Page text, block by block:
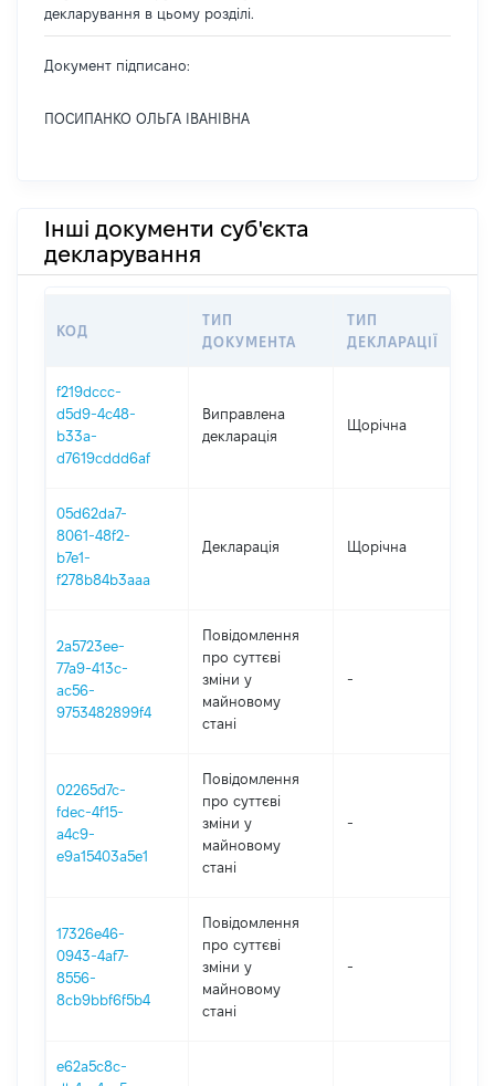
декларування в цьому розділі.
Документ підписано:
ПОСИПАНКО ОЛЬГА ІВАНІВНА
Інші документи суб'єкта
декларування
КОД
ТИП
ДОКУМЕНТА
ТИП
ДЕКЛАРАЦІЇ
f219dccc-
d5d9-4c48-
b33a-
d7619cddd6af
Виправлена
декларація
Щорічна
05d62da7-
8061-48f2-
b7e1-
f278b84b3aaa
Декларація Щорічна
2a5723ee-
77a9-413c-
ac56-
9753482899f4
Повідомлення
про суттєві
зміни y
майновому
стані
-
02265d7c-
fdec-4f15-
a4c9-
e9a15403a5e1
Повідомлення
про суттєві
зміни y
майновому
стані
-
17326e46-
0943-4af7-
8556-
8cb9bbf6f5b4
Повідомлення
про суттєві
зміни y
майновому
стані
-
e62a5c8c-